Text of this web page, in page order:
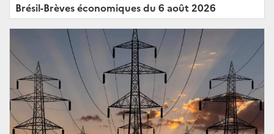
Brésil-Brèves économiques du 6 août 2026